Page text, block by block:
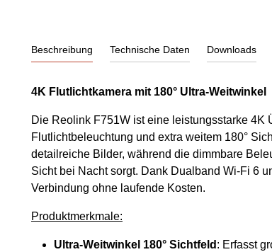
Beschreibung Technische Daten Downloads
4K Flutlichtkamera mit 180° Ultra-Weitwinkel
Die Reolink F751W ist eine leistungsstarke 4K
Flutlichtbeleuchtung und extra weitem 180°
detailreiche Bilder, während die dimmbare
Sicht bei Nacht sorgt. Dank Dualband Wi-Fi 6
Verbindung ohne laufende Kosten.
Produktmerkmale:
Ultra-Weitwinkel 180° Sichtfeld : Erfasst